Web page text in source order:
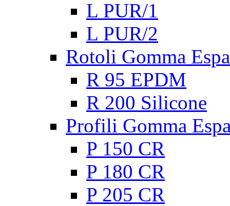
L PUR/1
L PUR/2
Rotoli Gomma
R 95 EPDM
R 200 Silicone
Profili Gomma
P 150 CR
P 180 CR
P 205 CR